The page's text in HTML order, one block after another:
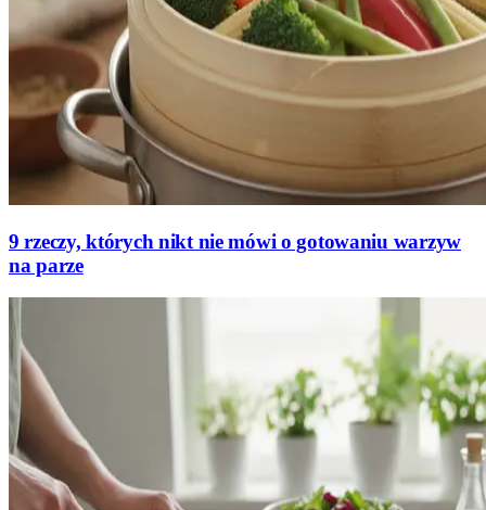
9 rzeczy, których nikt nie mówi o gotowaniu warzyw
na parze